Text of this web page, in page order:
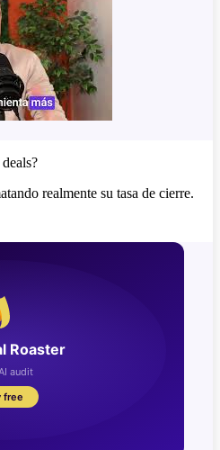
realmente su tasa de cierre.